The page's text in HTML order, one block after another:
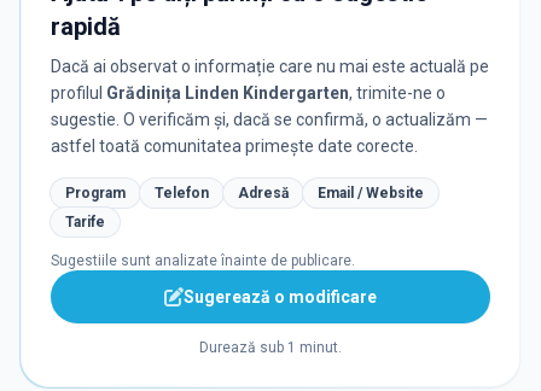
rapidă
Dacă ai observat o informație care nu mai este actuală pe
profilul Grădinița Linden Kindergarten, trimite-ne o
sugestie. O verificăm și, dacă se confirmă, o actualizăm —
astfel toată comunitatea primește date corecte.
Program Telefon Adresă
Email / Website
Tarife
Sugestiile sunt analizate înainte de publicare.
Sugerează o modificare
Durează sub 1 minut.